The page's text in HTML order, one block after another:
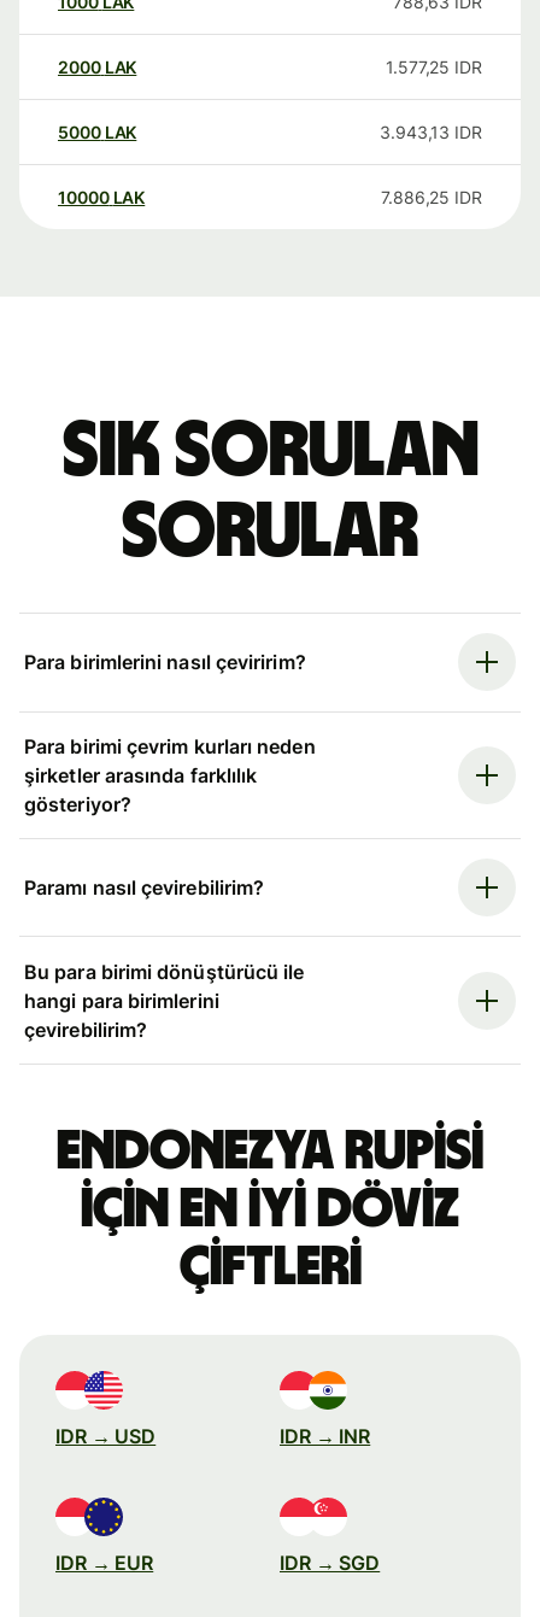
2000 LAK 1.577,25 IDR
5000 LAK 3.943,13 IDR
10000 LAK 7.886,25 IDR
Sık sorulan
sorular
Para birimlerini nasıl çeviririm?
Para birimi çevrim kurları neden
şirketler arasında farklılık
gösteriyor?
Paramı nasıl çevirebilirim?
Bu para birimi dönüştürücü ile
hangi para birimlerini
çevirebilirim?
Endonezya rupisi
için en iyi döviz
çiftleri
IDR → USD IDR → INR
IDR → EUR IDR → SGD